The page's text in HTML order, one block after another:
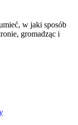
w jaki sposób
gromadząc i